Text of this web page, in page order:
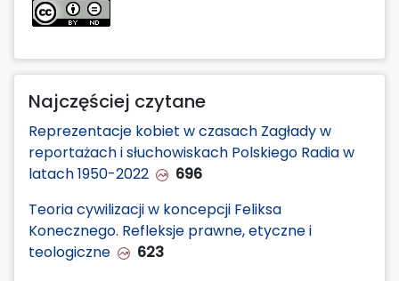
Najczęściej czytane
Reprezentacje kobiet w czasach Zagłady w
reportażach i słuchowiskach Polskiego Radia w
latach 1950-2022
696
Teoria cywilizacji w koncepcji Feliksa
Konecznego. Refleksje prawne, etyczne i
teologiczne
623